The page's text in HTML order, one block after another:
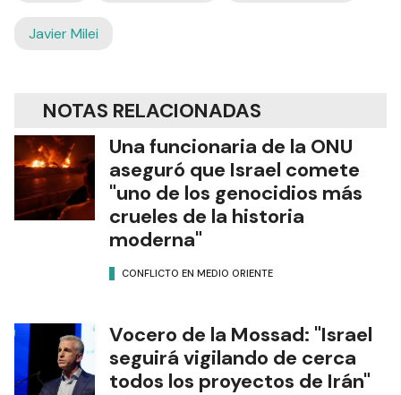
Javier Milei
NOTAS RELACIONADAS
Una funcionaria de la ONU
aseguró que Israel comete
"uno de los genocidios más
crueles de la historia
moderna"
CONFLICTO EN MEDIO ORIENTE
Vocero de la Mossad: "Israel
seguirá vigilando de cerca
todos los proyectos de Irán"